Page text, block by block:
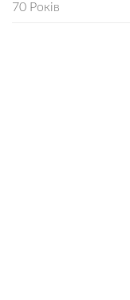
70 Років